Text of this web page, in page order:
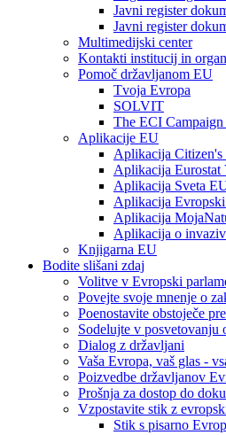
Javni register
Javni register
Multimedijski center
Kontakti institucij in
Pomoč državljanom EU
Tvoja Evropa
SOLVIT
The ECI
Aplikacije EU
Aplikacija Citizen's
Aplikacija Eurostat
Aplikacija Sveta
Aplikacija
Aplikacija
Aplikacija o
Knjigarna EU
Bodite slišani zdaj
Volitve v Evropski
Povejte svoje mnenje o
Poenostavite obstoječe
Sodelujte v
Dialog z državljani
Vaša Evropa, vaš glas -
Poizvedbe državljanov
Prošnja za dostop do
Vzpostavite stik z
Stik s pisarno